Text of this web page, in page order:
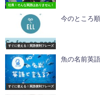
社長！そんな英語はありません！
すぐに使える！英語便利フレーズ
今のところ
すぐに使える！英語便利フレーズ
魚の名前英